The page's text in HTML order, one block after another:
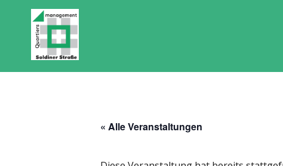
« Alle Veranstaltungen